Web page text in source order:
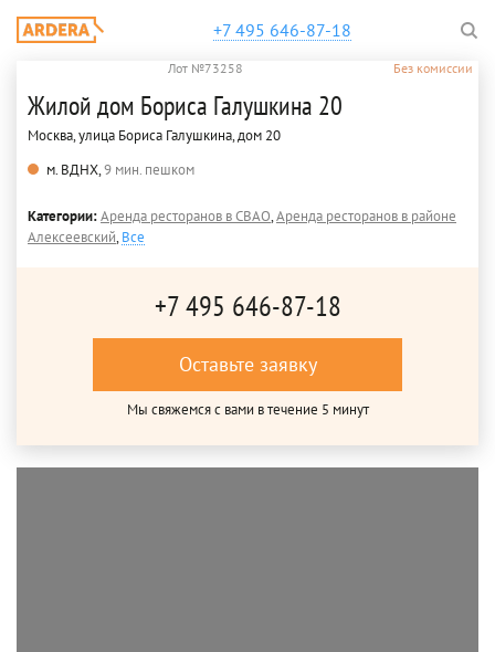
+7 495 646-87-18
Лот №73258 Без комиссии
Жилой дом Бориса Галушкина 20
Москва, улица Бориса Галушкина, дом 20
м. ВДНХ,9 мин. пешком
Категории:Аренда ресторанов в СВАО,Аренда ресторанов в районе
Алексеевский,Все
+7 495 646-87-18
Оставьте заявку
Мы свяжемся с вами в течение 5 минут